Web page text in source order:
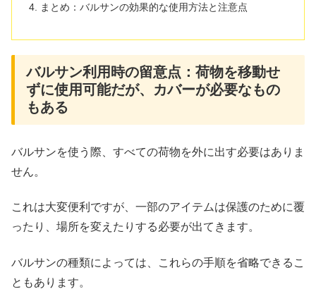
まとめ：バルサンの効果的な使用方法と注意点
バルサン利用時の留意点：荷物を移動せ
ずに使用可能だが、カバーが必要なもの
もある
バルサンを使う際、すべての荷物を外に出す必要はありま
せん。
これは大変便利ですが、一部のアイテムは保護のために覆
ったり、場所を変えたりする必要が出てきます。
バルサンの種類によっては、これらの手順を省略できるこ
ともあります。